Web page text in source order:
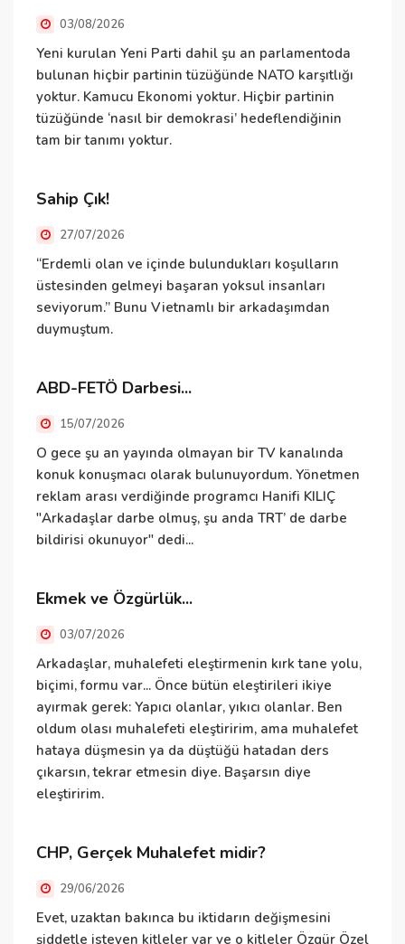
03/08/2026
Yeni kurulan Yeni Parti dahil şu an parlamentoda
bulunan hiçbir partinin tüzüğünde NATO karşıtlığı
yoktur. Kamucu Ekonomi yoktur. Hiçbir partinin
tüzüğünde ‘nasıl bir demokrasi’ hedeflendiğinin
tam bir tanımı yoktur.
Sahip Çık!
27/07/2026
“Erdemli olan ve içinde bulundukları koşulların
üstesinden gelmeyi başaran yoksul insanları
seviyorum.” Bunu Vietnamlı bir arkadaşımdan
duymuştum.
ABD-FETÖ Darbesi...
15/07/2026
O gece şu an yayında olmayan bir TV kanalında
konuk konuşmacı olarak bulunuyordum. Yönetmen
reklam arası verdiğinde programcı Hanifi KILIÇ
"Arkadaşlar darbe olmuş, şu anda TRT’ de darbe
bildirisi okunuyor" dedi...
Ekmek ve Özgürlük...
03/07/2026
Arkadaşlar, muhalefeti eleştirmenin kırk tane yolu,
biçimi, formu var... Önce bütün eleştirileri ikiye
ayırmak gerek: Yapıcı olanlar, yıkıcı olanlar. Ben
oldum olası muhalefeti eleştiririm, ama muhalefet
hataya düşmesin ya da düştüğü hatadan ders
çıkarsın, tekrar etmesin diye. Başarsın diye
eleştiririm.
CHP, Gerçek Muhalefet midir?
29/06/2026
Evet, uzaktan bakınca bu iktidarın değişmesini
şiddetle isteyen kitleler var ve o kitleler Özgür Özel